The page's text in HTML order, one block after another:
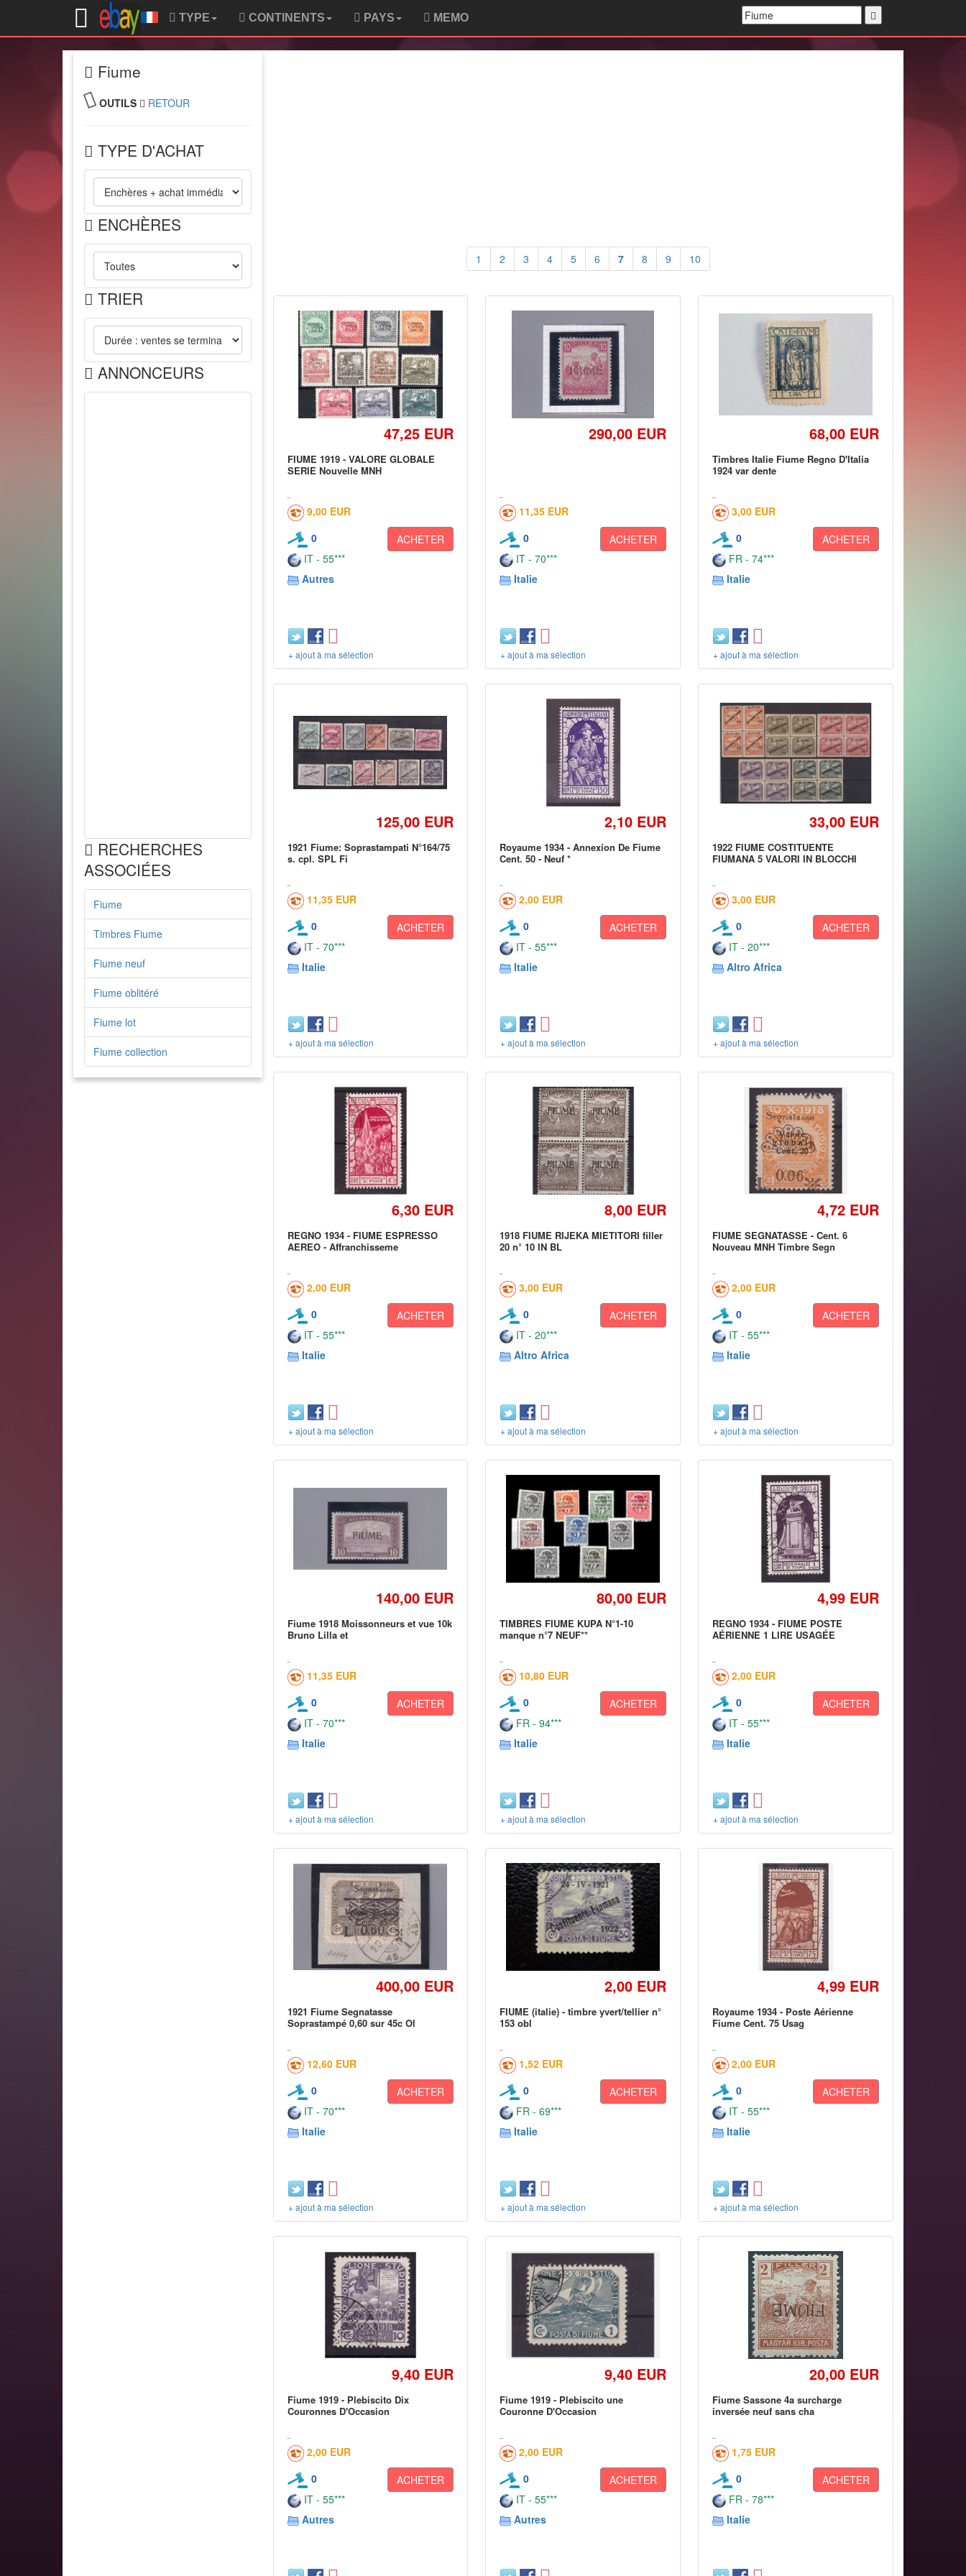
TYPE CONTINENTS PAYS MEMO
Fiume
OUTILS RETOUR
TYPE D'ACHAT
ENCHÈRES
TRIER
ANNONCEURS
RECHERCHES
ASSOCIÉES
Fiume
Timbres Fiume
Fiume neuf
Fiume oblitéré
Fiume lot
Fiume collection
1 2 3 4 5 6 7 8 9 10
47,25 EUR
FIUME 1919 - VALORE GLOBALE
SERIE Nouvelle MNH
9,00 EUR
0
ACHETER
IT - 55***
Autres
+ ajout à ma sélection
290,00 EUR
11,35 EUR
0
ACHETER
IT - 70***
Italie
+ ajout à ma sélection
68,00 EUR
Timbres Italie Fiume Regno D'Italia
1924 var dente
3,00 EUR
0
ACHETER
FR - 74***
Italie
+ ajout à ma sélection
125,00 EUR
1921 Fiume: Soprastampati N°164/75
s. cpl. SPL Fi
11,35 EUR
0
ACHETER
IT - 70***
Italie
+ ajout à ma sélection
2,10 EUR
Royaume 1934 - Annexion De Fiume
Cent. 50 - Neuf *
2,00 EUR
0
ACHETER
IT - 55***
Italie
+ ajout à ma sélection
33,00 EUR
1922 FIUME COSTITUENTE
FIUMANA 5 VALORI IN BLOCCHI
3,00 EUR
0
ACHETER
IT - 20***
Altro Africa
+ ajout à ma sélection
6,30 EUR
REGNO 1934 - FIUME ESPRESSO
AEREO - Affranchisseme
2,00 EUR
0
ACHETER
IT - 55***
Italie
+ ajout à ma sélection
8,00 EUR
1918 FIUME RIJEKA MIETITORI filler
20 n° 10 IN BL
3,00 EUR
0
ACHETER
IT - 20***
Altro Africa
+ ajout à ma sélection
4,72 EUR
FIUME SEGNATASSE - Cent. 6
Nouveau MNH Timbre Segn
2,00 EUR
0
ACHETER
IT - 55***
Italie
+ ajout à ma sélection
140,00 EUR
Fiume 1918 Moissonneurs et vue 10k
Bruno Lilla et
11,35 EUR
0
ACHETER
IT - 70***
Italie
+ ajout à ma sélection
80,00 EUR
TIMBRES FIUME KUPA N°1-10
manque n°7 NEUF**
10,80 EUR
0
ACHETER
FR - 94***
Italie
+ ajout à ma sélection
4,99 EUR
REGNO 1934 - FIUME POSTE
AÉRIENNE 1 LIRE USAGÉE
2,00 EUR
0
ACHETER
IT - 55***
Italie
+ ajout à ma sélection
400,00 EUR
1921 Fiume Segnatasse
Soprastampé 0,60 sur 45c Ol
12,60 EUR
0
ACHETER
IT - 70***
Italie
+ ajout à ma sélection
2,00 EUR
FIUME (italie) - timbre yvert/tellier n°
153 obl
1,52 EUR
0
ACHETER
FR - 69***
Italie
+ ajout à ma sélection
4,99 EUR
Royaume 1934 - Poste Aérienne
Fiume Cent. 75 Usag
2,00 EUR
0
ACHETER
IT - 55***
Italie
+ ajout à ma sélection
9,40 EUR
Fiume 1919 - Plebiscito Dix
Couronnes D'Occasion
2,00 EUR
0
ACHETER
IT - 55***
Autres
9,40 EUR
Fiume 1919 - Plebiscito une
Couronne D'Occasion
2,00 EUR
0
ACHETER
IT - 55***
Autres
20,00 EUR
Fiume Sassone 4a surcharge
inversée neuf sans cha
1,75 EUR
0
ACHETER
FR - 78***
Italie